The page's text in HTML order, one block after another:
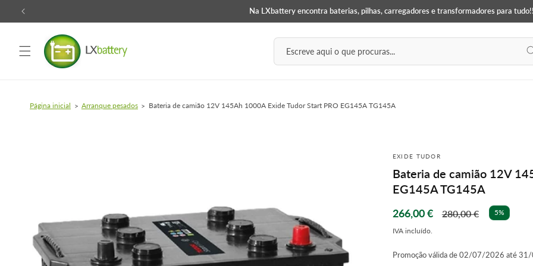
para o
conteúdo
Na LXbattery encontra baterias, pilhas, carregadores e transformadores para tudo!!
Escreve aqui o que procuras...
Página inicial Arranque pesados Bateria de camião 12V 145Ah 1000A Exide Tudor Start PRO EG145A TG145A
EXIDE TUDOR
Bateria de camião 12V
EG145A TG145A
Preço
de
266,00 €
Preço
280,00 € 5%
IVA incluído.
Promoção válida de 02/07/2026 até